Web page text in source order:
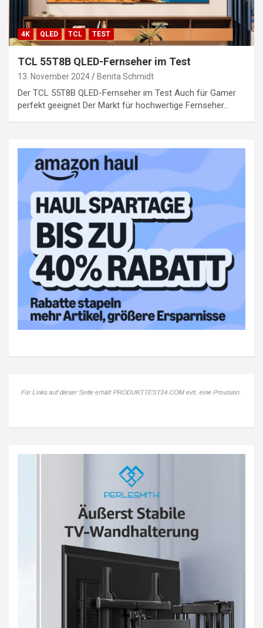
4K QLED TCL TEST
TCL 55T8B QLED-Fernseher im Test
13. November 2024 Benita Schmidt
Der TCL 55T8B QLED-Fernseher im Test Auch für Gamer
perfekt geeignet Der Markt für hochwertige Fernseher…